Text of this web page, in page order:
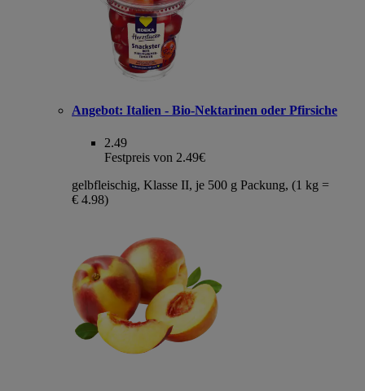
Angebot: Italien - Bio-Nektarinen oder Pfirsiche
2.49
Festpreis von 2.49€
gelbfleischig, Klasse II, je 500 g Packung, (1 kg =
€ 4.98)